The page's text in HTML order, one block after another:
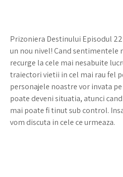
Prizoniera Destinului Episodul
un nou nivel! Cand
recurge la cele mai nesabuite
traiectori vietii in cel mai rau fel
personajele noastre vor invata
poate deveni situatia, atunci
mai poate fi tinut sub control.
vom discuta in cele ce urmeaza.